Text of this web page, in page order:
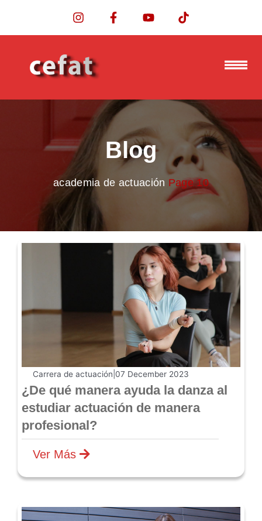
Blog
academia de actuación Page 10
Carrera de actuación 07 December 2023
¿De qué manera ayuda la danza al
estudiar actuación de manera
profesional?
Ver Más